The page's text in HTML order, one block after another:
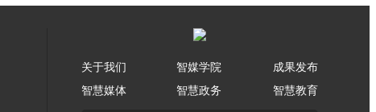
关于我们 智媒学院
成果发布
智慧媒体
智慧政务 智慧教育